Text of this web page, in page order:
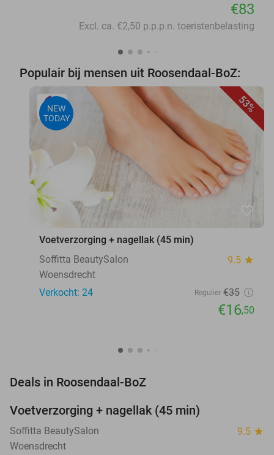
€83
Excl. ca. €2,50 p.p.p.n. toeristenbelasting
Populair bij mensen uit Roosendaal-BoZ:
53%
NEW
TODAY
favorite_border
Voetverzorging + nagellak (45 min)
Soffitta BeautySalon
9.5 star
Woensdrecht
Verkocht: 24
Regulier €35
€16,50
Deals in Roosendaal-BoZ
TODAY
Voetverzorging + nagellak (45 min)
Soffitta BeautySalon 9.5 star
Woensdrecht